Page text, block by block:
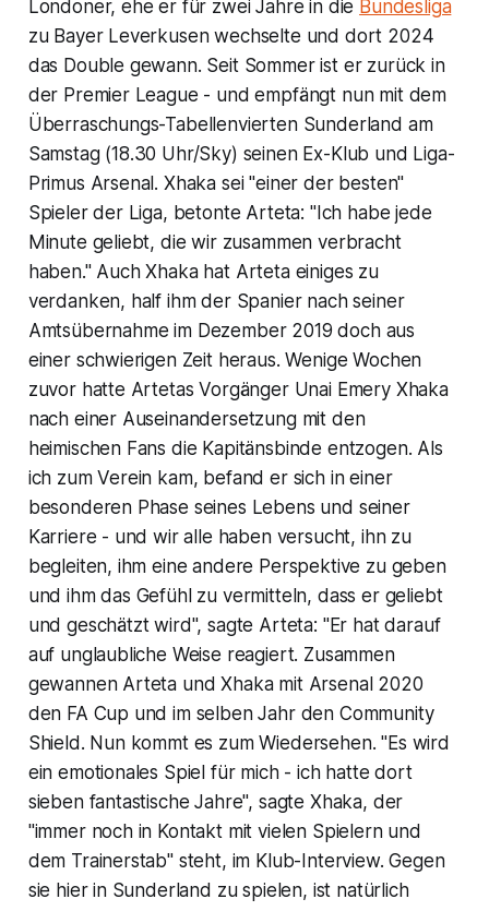
Londoner, ehe er für zwei Jahre in die Bundesliga
zu Bayer Leverkusen wechselte und dort 2024
das Double gewann. Seit Sommer ist er zurück in
der Premier League - und empfängt nun mit dem
Überraschungs-Tabellenvierten Sunderland am
Samstag (18.30 Uhr/Sky) seinen Ex-Klub und Liga-
Primus Arsenal. Xhaka sei "einer der besten"
Spieler der Liga, betonte Arteta: "Ich habe jede
Minute geliebt, die wir zusammen verbracht
haben." Auch Xhaka hat Arteta einiges zu
verdanken, half ihm der Spanier nach seiner
Amtsübernahme im Dezember 2019 doch aus
einer schwierigen Zeit heraus. Wenige Wochen
zuvor hatte Artetas Vorgänger Unai Emery Xhaka
nach einer Auseinandersetzung mit den
heimischen Fans die Kapitänsbinde entzogen. Als
ich zum Verein kam, befand er sich in einer
besonderen Phase seines Lebens und seiner
Karriere - und wir alle haben versucht, ihn zu
begleiten, ihm eine andere Perspektive zu geben
und ihm das Gefühl zu vermitteln, dass er geliebt
und geschätzt wird", sagte Arteta: "Er hat darauf
auf unglaubliche Weise reagiert. Zusammen
gewannen Arteta und Xhaka mit Arsenal 2020
den FA Cup und im selben Jahr den Community
Shield. Nun kommt es zum Wiedersehen. "Es wird
ein emotionales Spiel für mich - ich hatte dort
sieben fantastische Jahre", sagte Xhaka, der
"immer noch in Kontakt mit vielen Spielern und
dem Trainerstab" steht, im Klub-Interview. Gegen
sie hier in Sunderland zu spielen, ist natürlich